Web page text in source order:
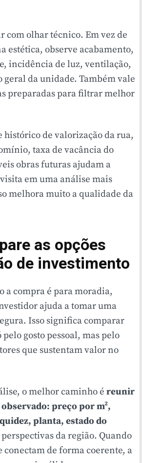
com olhar técnico. Em vez de
estética, observe acabamento,
incidência de luz, ventilação,
geral da unidade. Também vale
preparadas para filtrar melhor
histórico de valorização da rua,
taxa de vacância do
obras futuras ajudam a
em uma análise mais
melhora muito a qualidade da
as opções
de investimento
a compra é para moradia,
ajuda a tomar uma
Isso significa comparar
gosto pessoal, mas pelo
que sustentam valor no
o melhor caminho é reunir
preço por m²,
planta, estado do
perspectivas da região. Quando
conectam de forma coerente, a